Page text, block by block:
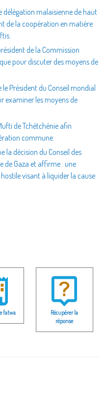
délégation malaisienne de haut
de la coopération en matière
de la Commission
pour discuter des moyens de
Président du Conseil mondial
examiner les moyens de
de Tchétchénie afin
commune.
la décision du Conseil des
de Gaza et affirme : une
visant à liquider la cause
fatwa
Récupérer la
réponse